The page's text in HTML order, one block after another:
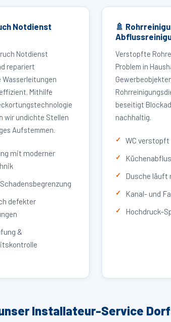
Notdienst
Notdienst
repariert
Mithilfe
wir undichte Stellen
Aufstemmen.
mit moderner
defekter
&
🚿
Verstopfte
Problem in
beseitigt
nachhaltig.
WC verstopft
Dusche läuft
Kanal- und
Hochdruck-
Installateur-Service